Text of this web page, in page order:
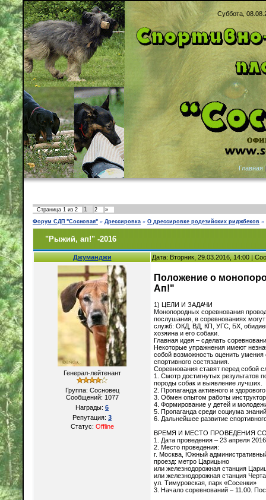
Суббота,
Главная
Страница 1 из 2 1 2
»
Форум СДП "Сосновая" » Дрессировка » О дрессировке родезийских риджбеков »
"Рыжий, ап!" -2016
Джуманджи Дата: Вторник, 29.03.2016, 14:00 |
Генерал-лейтенант
Группа: Сосновец
Сообщений: 1077
Награды: 6
Репутация: 3
Статус: Offline
Положение о
Ап!"
1) ЦЕЛИ И ЗАДАЧИ
Монопородных соревнования
послушания, в соревнованиях
служб: ОКД, ВД, КП, УГС, БХ,
хозяина и его собаки.
Главная идея – сделать
Некоторые упражнения имеют
собой возможность оценить
спортивного состязания.
Соревнования ставят перед собой
1. Смотр достигнутых результатов
породы собак и выявление лучших.
2. Пропаганда активного и
3. Обмен опытом работы
4. Формирование у детей и
5. Пропаганда среди социума
6. Дальнейшее развитие
ВРЕМЯ И МЕСТО ПРОВЕДЕНИЯ
1. Дата проведения – 23 апреля
2. Место проведения:
г. Москва, Южный
проезд: метро Царицыно
или железнодорожная станция
или железнодорожная станция
ул. Тимуровская, парк «Сосенки»
3. Начало соревнований – 11.00.